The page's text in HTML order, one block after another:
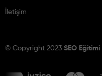
İletişim
© Copyright 2023 SEO Eğitimi